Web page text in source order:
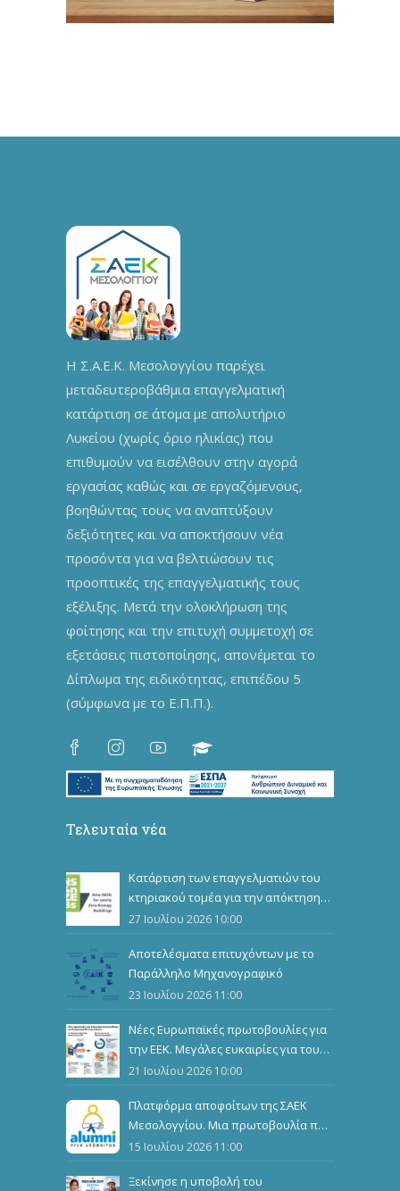
Η Σ.Α.Ε.Κ. Μεσολογγίου παρέχει
μεταδευτεροβάθμια επαγγελματική
κατάρτιση σε άτομα με απολυτήριο
Λυκείου (χωρίς όριο ηλικίας) που
επιθυμούν να εισέλθουν στην αγορά
εργασίας καθώς και σε εργαζόμενους,
βοηθώντας τους να αναπτύξουν
δεξιότητες και να αποκτήσουν νέα
προσόντα για να βελτιώσουν τις
προοπτικές της επαγγελματικής τους
εξέλιξης. Μετά την ολοκλήρωση της
φοίτησης και την επιτυχή συμμετοχή σε
εξετάσεις πιστοποίησης, απονέμεται το
Δίπλωμα της ειδικότητας, επιπέδου 5
(σύμφωνα με το Ε.Π.Π.).
Τελευταία νέα
Κατάρτιση των επαγγελματιών του
κτηριακού τομέα για την απόκτηση
επιπλέον επαγγελματικών
27 Ιουλίου 2026 10:00
Αποτελέσματα επιτυχόντων με το
Παράλληλο Μηχανογραφικό
23 Ιουλίου 2026 11:00
Νέες Ευρωπαϊκές πρωτοβουλίες για
την ΕΕΚ. Μεγάλες ευκαιρίες για τους
καταρτιζόμενους
21 Ιουλίου 2026 10:00
Πλατφόρμα αποφοίτων της ΣΑΕΚ
Μεσολογγίου. Μια πρωτοβουλία που
ενώνει, αναδεικνύει και εμπνέει
15 Ιουλίου 2026 11:00
Ξεκίνησε η υποβολή του